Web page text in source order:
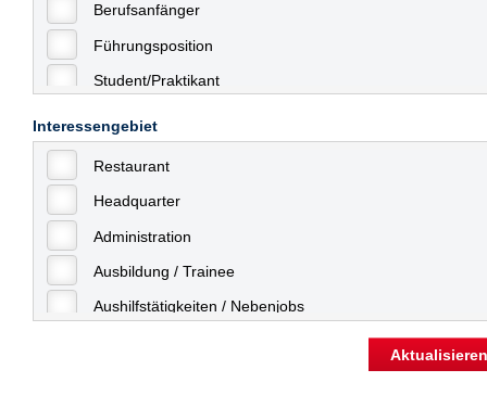
Dresden
Düsseldorf
Erfurt
Essen
Frankfurt
Frankfurt am Main
Freiburg
Fulda
Göppingen
Berufsanfänger
Führungsposition
Student/Praktikant
Interessengebiet
Restaurant
Headquarter
Administration
Ausbildung / Trainee
Aushilfstätigkeiten / Nebenjobs